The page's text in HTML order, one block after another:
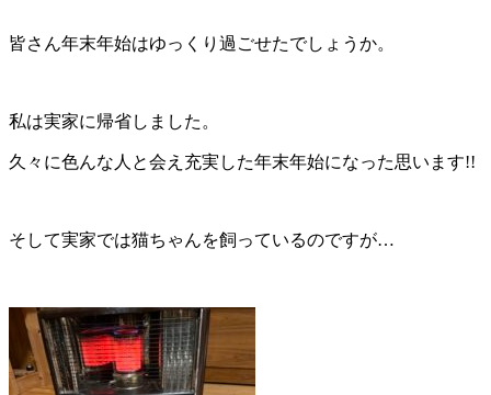
皆さん年末年始はゆっくり過ごせたでしょうか。
私は実家に帰省しました。
久々に色んな人と会え充実した年末年始になった思います!!
そして実家では猫ちゃんを飼っているのですが…